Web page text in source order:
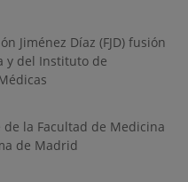
Jiménez Díaz (FJD) fusión
y del Instituto de
de la Facultad de Medicina
de Madrid